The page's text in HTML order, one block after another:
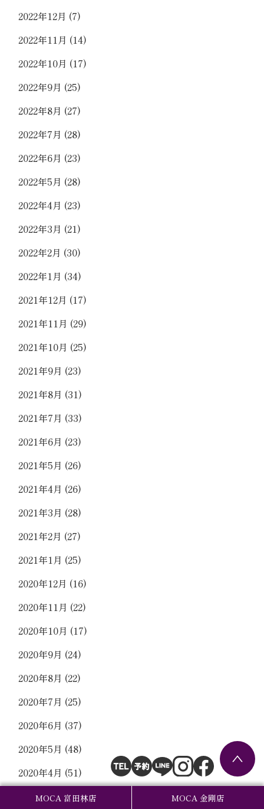
MOCA 富田林店 MOCA 金剛店
2022年12月 (7)
2022年11月 (14)
2022年10月 (17)
2022年9月 (25)
2022年8月 (27)
2022年7月 (28)
2022年6月 (23)
2022年5月 (28)
2022年4月 (23)
2022年3月 (21)
2022年2月 (30)
2022年1月 (34)
2021年12月 (17)
2021年11月 (29)
2021年10月 (25)
2021年9月 (23)
2021年8月 (31)
2021年7月 (33)
2021年6月 (23)
2021年5月 (26)
2021年4月 (26)
2021年3月 (28)
2021年2月 (27)
2021年1月 (25)
2020年12月 (16)
2020年11月 (22)
2020年10月 (17)
2020年9月 (24)
2020年8月 (22)
2020年7月 (25)
2020年6月 (37)
2020年5月 (48)
2020年4月 (51)
2020年3月 (41)